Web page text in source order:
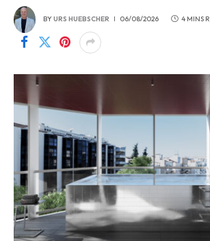
BYURS HUEBSCHER 06/08/2026 4 MINS